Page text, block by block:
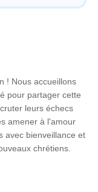
! Nous accueillons
pour partager cette
leurs échecs
amener à l'amour
avec bienveillance et
chrétiens.